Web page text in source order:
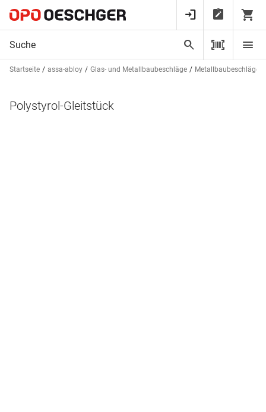
Startseite assa-abloy Glas- und Metallbaubeschläge Metallbaubeschläge
Polystyrol-Gleitstück